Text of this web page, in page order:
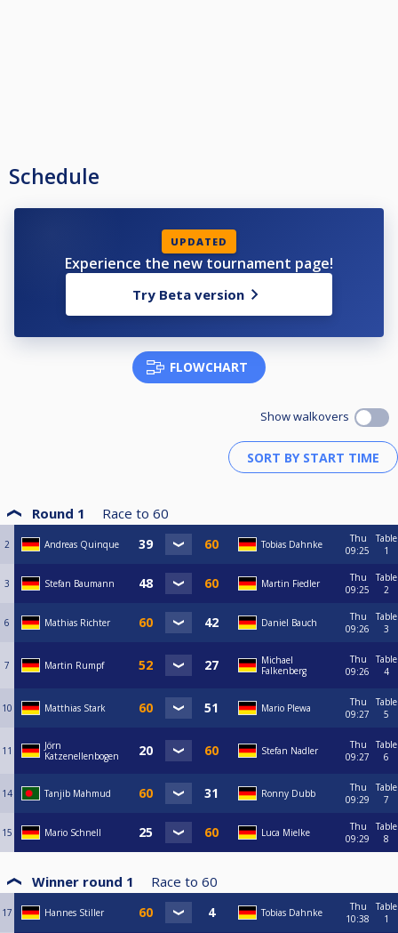
Schedule
UPDATED
Experience the new tournament page!
Try Beta version
FLOWCHART
Show walkovers
Round 1 Race to 60
2 Andreas Quinque Tobias Dahnke
Thu
09:25
Table
1
3 Stefan Baumann Martin Fiedler
Thu
09:25
Table
2
6 Mathias Richter Daniel Bauch
Thu
09:26
Table
3
7 Martin Rumpf
Michael
Falkenberg
Thu
09:26
Table
4
10 Matthias Stark Mario Plewa
Thu
09:27
Table
5
11
Jörn
Katzenellenbogen
Stefan Nadler
Thu
09:27
Table
6
14 Tanjib Mahmud Ronny Dubb
Thu
09:29
Table
7
15 Mario Schnell Luca Mielke
Thu
09:29
Table
8
Winner round 1 Race to 60
17 Hannes Stiller Tobias Dahnke
Thu
10:38
Table
1